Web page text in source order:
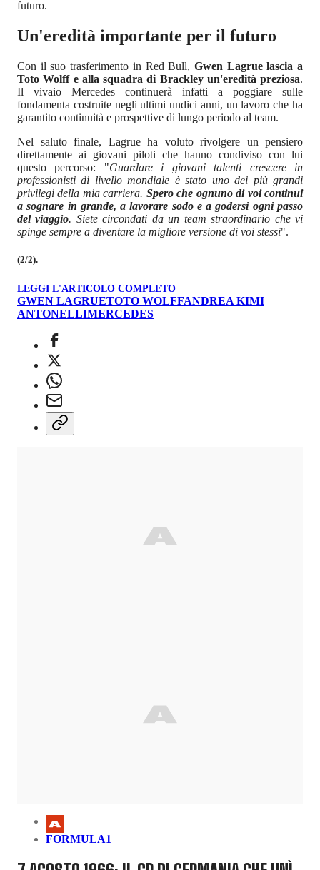
futuro.
Un'eredità importante per il futuro
Con il suo trasferimento in Red Bull, Gwen Lagrue lascia a
Toto Wolff e alla squadra di Brackley un'eredità preziosa.
Il vivaio Mercedes continuerà infatti a poggiare sulle
fondamenta costruite negli ultimi undici anni, un lavoro che ha
garantito continuità e prospettive di lungo periodo al team.
Nel saluto finale, Lagrue ha voluto rivolgere un pensiero
direttamente ai giovani piloti che hanno condiviso con lui
questo percorso: "Guardare i giovani talenti crescere in
professionisti di livello mondiale è stato uno dei più grandi
privilegi della mia carriera. Spero che ognuno di voi continui
a sognare in grande, a lavorare sodo e a godersi ogni passo
del viaggio. Siete circondati da un team straordinario che vi
spinge sempre a diventare la migliore versione di voi stessi".
(2/2).
LEGGI L'ARTICOLO COMPLETO
GWEN LAGRUETOTO WOLFFANDREA KIMI
ANTONELLIMERCEDES
FORMULA1